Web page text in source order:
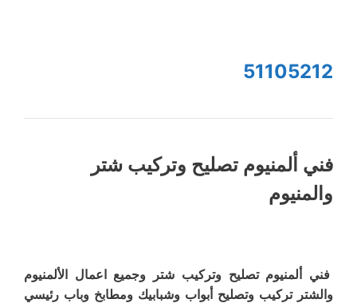
51105212
فني ألمنيوم تصليح وتركيب شتر
والمنيوم
فني ألمنيوم تصليح وتركيب شتر وجميع اعمال الألمنيوم
والشتر تركيب وتصليح أبواب وشبابيك ومطابخ وباب رئيسي